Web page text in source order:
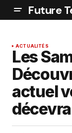
Future
ACTUALITÉS
Les
actuel